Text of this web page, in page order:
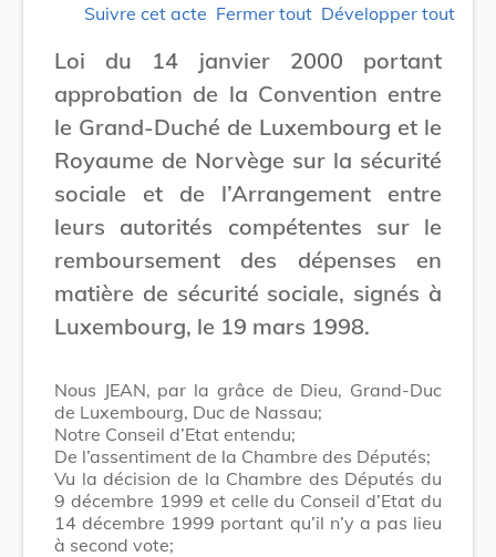
Suivre cet acte Fermer tout Développer tout
Loi du 14 janvier 2000 portant
approbation de la Convention entre
le Grand-Duché de Luxembourg et le
Royaume de Norvège sur la sécurité
sociale et de l’Arrangement entre
leurs autorités compétentes sur le
remboursement des dépenses en
matière de sécurité sociale, signés à
Luxembourg, le 19 mars 1998.
Nous JEAN, par la grâce de Dieu, Grand-Duc
de Luxembourg, Duc de Nassau;
Notre Conseil d’Etat entendu;
De l’assentiment de la Chambre des Députés;
Vu la décision de la Chambre des Députés du
9 décembre 1999 et celle du Conseil d’Etat du
14 décembre 1999 portant qu’il n’y a pas lieu
à second vote;